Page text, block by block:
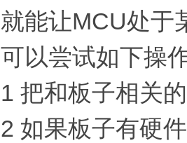
就能让MCU处于
可以尝试如下操
1 把和板子相关
2 如果板子有硬